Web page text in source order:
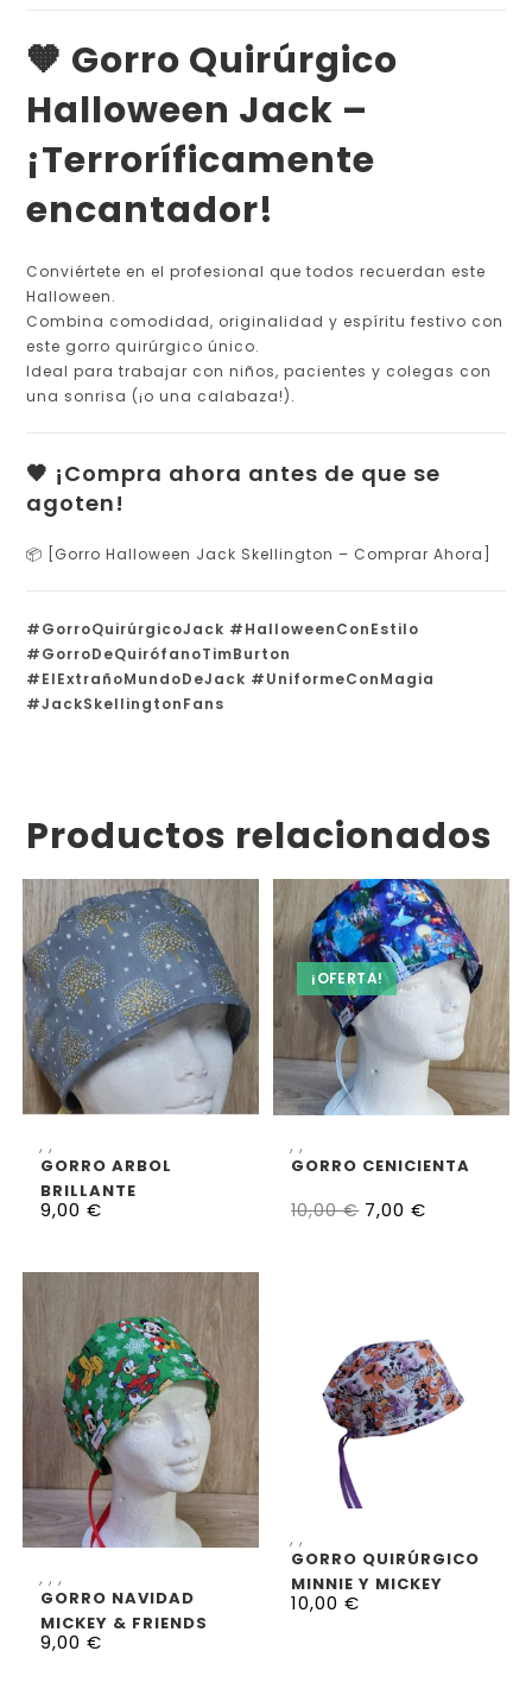
🧡 Gorro Quirúrgico
Halloween Jack –
¡Terroríficamente
encantador!
Conviértete en el profesional que todos recuerdan este
Halloween.
Combina comodidad, originalidad y espíritu festivo con
este gorro quirúrgico único.
Ideal para trabajar con niños, pacientes y colegas con
una sonrisa (¡o una calabaza!).
🖤 ¡Compra ahora antes de que se
agoten!
📦 [Gorro Halloween Jack Skellington – Comprar Ahora]
#GorroQuirúrgicoJack #HalloweenConEstilo
#GorroDeQuirófanoTimBurton
#ElExtrañoMundoDeJack #UniformeConMagia
#JackSkellingtonFans
Productos relacionados
,,
GORRO ARBOL
BRILLANTE
9,00 €
¡OFERTA!
,,
GORRO CENICIENTA
10,00€ 7,00€
, , ,
GORRO NAVIDAD
MICKEY & FRIENDS
9,00 €
,,
GORRO QUIRÚRGICO
MINNIE Y MICKEY
HALLOWEEN
10,00€